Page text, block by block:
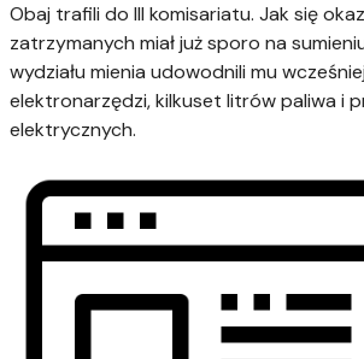
Obaj trafili do III komisariatu. Jak się
zatrzymanych miał już sporo na
wydziału mienia udowodnili mu
elektronarzędzi, kilkuset litrów paliwa i
elektrycznych.